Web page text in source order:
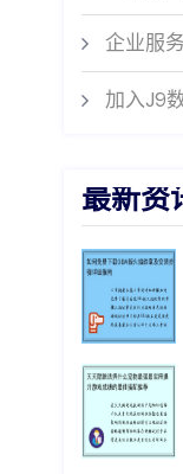
企业服务
加入J9
最新资